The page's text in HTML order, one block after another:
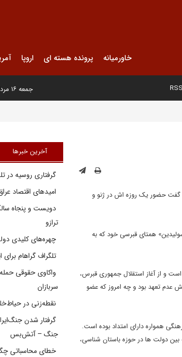
خاورمیانه پرونده هسته ای اروپا
RSS جمعه ۱۶ مرداد ۱۴۰۵
گفت حضور یک روزه اش در ژنو و
همتای قبرسی خود که به
و از آغاز استقلال جمهوری قبرس،
عدم تعهد بود و چه امروز که عضو
همواره دارای امتداد بوده است.
دولت ها در حوزه باستان شناسی،
آخرین خبرها
گرفتاری روسیه در
امیدهای اقتصاد
دویست و پنجاه
ترازو
چهره‌های کلیدی
تلگراف گراهام برای
واکاوی حقوقی حمله
سربازان
نقطه‌زنی در
گرفتار شدن
جنگ – آتش‌بس
خطای محاسباتی